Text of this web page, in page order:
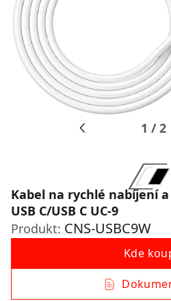
1 /2
Kabel na rychlé nabíjení
USB C/USB C UC-9
Produkt: CNS-USBC9W
Kde